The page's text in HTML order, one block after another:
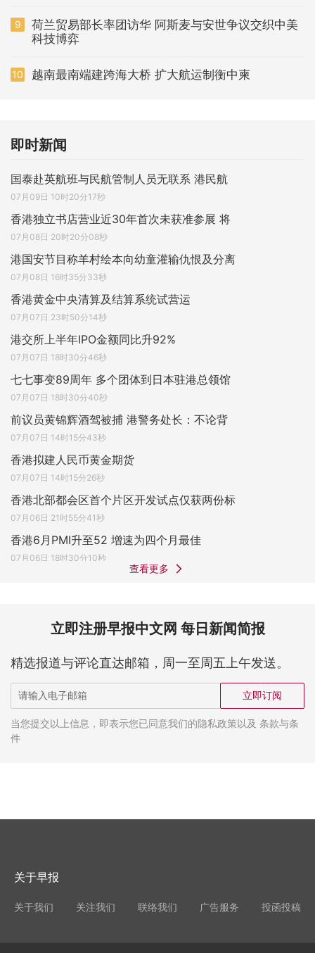
9
荷兰贸易部长率团访华 阿斯麦与安世争议交织中美
科技博弈
10 越南最南端建跨海大桥 扩大航运制衡中柬
即时新闻
国泰赴英航班与民航管制人员无联系 港民航
07月09日 10时20分17秒
香港独立书店营业近30年首次未获准参展 将
07月08日 20时20分08秒
港国安节目称羊村绘本向幼童灌输仇恨及分离
07月08日 16时35分33秒
香港黄金中央清算及结算系统试营运
07月07日 23时50分14秒
港交所上半年IPO金额同比升92%
07月07日 18时30分46秒
七七事变89周年 多个团体到日本驻港总领馆
07月07日 18时30分40秒
前议员黄锦辉酒驾被捕 港警务处长：不论背
07月07日 14时15分43秒
香港拟建人民币黄金期货
07月07日 14时15分26秒
香港北部都会区首个片区开发试点仅获两份标
07月06日 21时55分41秒
香港6月PMI升至52 增速为四个月最佳
07月06日 18时30分10秒
查看更多
立即注册早报中文网 每日新闻简报
精选报道与评论直达邮箱，周一至周五上午发送。
立即订阅
当您提交以上信息，即表示您已同意我们的隐私政策以及 条款与条
件
关于早报
关于我们 关注我们 联络我们 广告服务 投函投稿